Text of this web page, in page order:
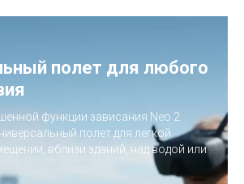
полет для любого
функции зависания Neo 2
полет для легкой
вблизи зданий, над водой или